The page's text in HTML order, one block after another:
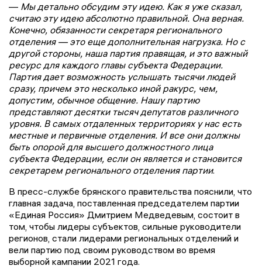
— Мы детально обсудим эту идею. Как я уже сказал,
считаю эту идею абсолютно правильной. Она верная.
Конечно, обязанности секретаря регионального
отделения — это еще дополнительная нагрузка. Но с
другой стороны, наша партия правящая, и это важный
ресурс для каждого главы субъекта Федерации.
Партия дает возможность услышать тысячи людей
сразу, причем это несколько иной ракурс, чем,
допустим, обычное общение. Нашу партию
представляют десятки тысяч депутатов различного
уровня. В самых отдаленных территориях у нас есть
местные и первичные отделения. И все они должны
быть опорой для высшего должностного лица
субъекта Федерации, если он является и становится
секретарем регионального отделения партии.
В пресс-службе брянского правительства пояснили, что
главная задача, поставленная председателем партии
«Единая Россия» Дмитрием Медведевым, состоит в
том, чтобы лидеры субъектов, сильные руководители
регионов, стали лидерами региональных отделений и
вели партию под своим руководством во время
выборной кампании 2021 года.